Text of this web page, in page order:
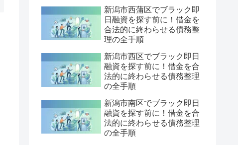
新潟市西蒲区でブラック即
日融資を探す前に！借金を
合法的に終わらせる債務整
理の全手順
新潟市西区でブラック即日
融資を探す前に！借金を合
法的に終わらせる債務整理
の全手順
新潟市南区でブラック即日
融資を探す前に！借金を合
法的に終わらせる債務整理
の全手順